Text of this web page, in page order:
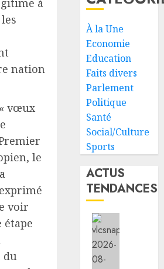
à
nation
vœux
le
voir
étape
du
À la Une
Economie
Education
Faits divers
Parlement
Politique
Santé
Social/Culture
Sports
ACTUS
TENDANCES